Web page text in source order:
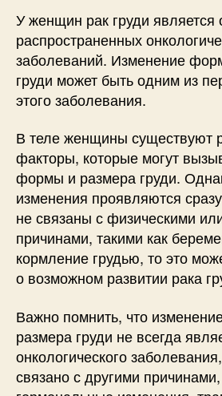
У женщин рак груди
распространенных
заболеваний. Изменение
груди может быть одним из
этого заболевания.
В теле женщины существуют
факторы, которые могут
формы и размера груди.
изменения проявляются
не связаны с физическими
причинами, такими как
кормление грудью, то это
о возможном развитии рака
Важно помнить, что
размера груди не всегда
онкологического
связано с другими